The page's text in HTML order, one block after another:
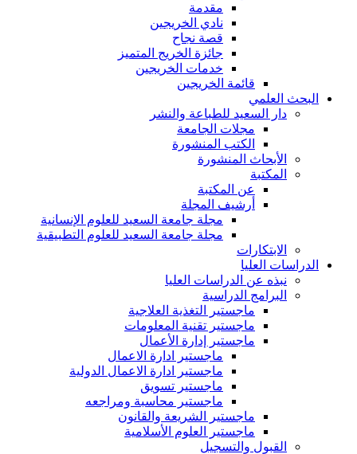
مقدمة
نادي الخريجين
قصة نجاح
جائزة الخريج المتميز
خدمات الخريجين
قائمة الخريجين
البحث العلمي
دار السعيد للطباعة والنشر
مجلات الجامعة
الكتب المنشورة
الأبحاث المنشورة
المكتبة
عن المكتبة
أرشيف المجلة
مجلة جامعة السعيد للعلوم الإنسانية
مجلة جامعة السعيد للعلوم التطبيقية
الابتكارات
الدراسات العليا
نبذه عن الدراسات العليا
البرامج الدراسية
ماجستير التغذية العلاجية
ماجستير تقنية المعلومات
ماجستير إدارة الأعمال
ماجستير ادارة الاعمال
ماجستير ادارة الاعمال الدولية
ماجستير تسويق
ماجستير محاسبة ومراجعه
ماجستير الشريعة والقانون
ماجستير العلوم الأسلامية
القبول والتسجيل